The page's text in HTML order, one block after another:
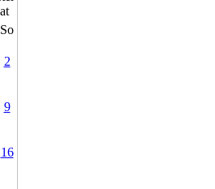
So
2
9
16